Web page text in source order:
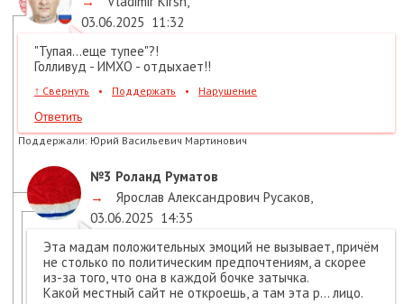
03.06.2025 11:32
"Тупая...еще тупее"?!
Голливуд - ИМХО - отдыхает!!
↑ Свернуть • Поддержать • Нарушение
Ответить
Поддержали: Юрий Васильевич Мартинович
№3 Роланд Руматов
→
Ярослав Александрович Русаков
03.06.2025 14:35
Эта мадам положительных эмоций не вызывает, причём
не столько по политическим предпочтениям, а скорее
из-за того, что она в каждой бочке затычка.
Какой местный сайт не откроешь, а там эта р… лицо.